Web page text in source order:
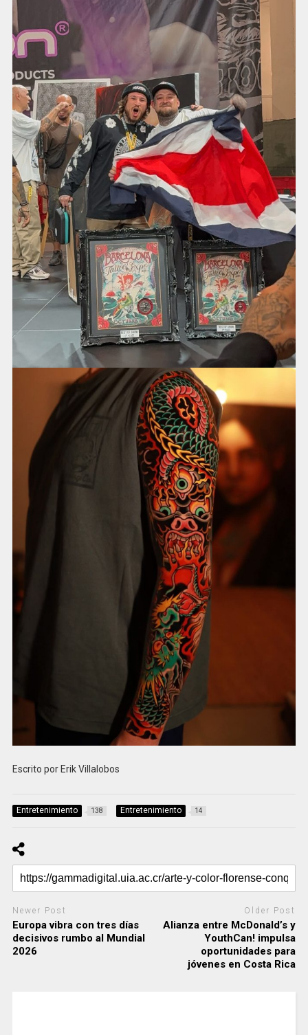
Escrito por Erik Villalobos
Entretenimiento 138 Entretenimiento 14
Newer Post
Europa vibra con tres días
decisivos rumbo al Mundial
2026
Older Post
Alianza entre McDonald’s y
YouthCan! impulsa
oportunidades para
jóvenes en Costa Rica